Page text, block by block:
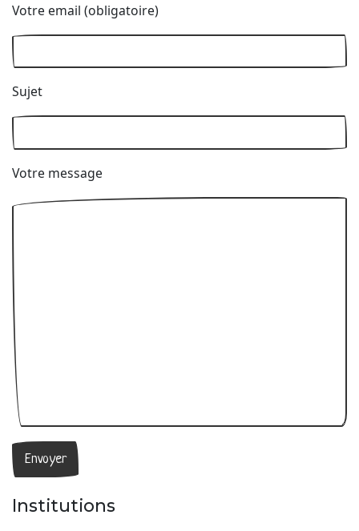
Votre email (obligatoire)
Sujet
Votre message
Institutions